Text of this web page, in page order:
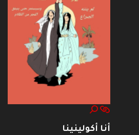
أنا أكولينينا